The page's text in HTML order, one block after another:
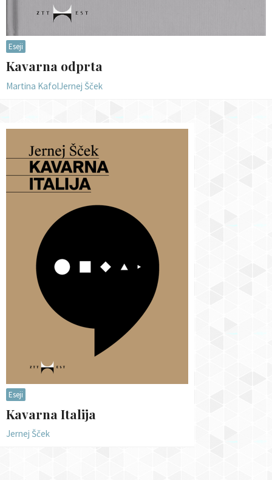
Eseji
Kavarna odprta
Martina KafolJernej Šček
Eseji
Kavarna Italija
Jernej Šček